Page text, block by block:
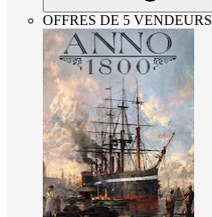
OFFRES DE 5 VENDEURS